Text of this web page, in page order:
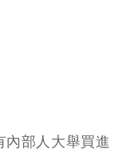
內部人大舉買進